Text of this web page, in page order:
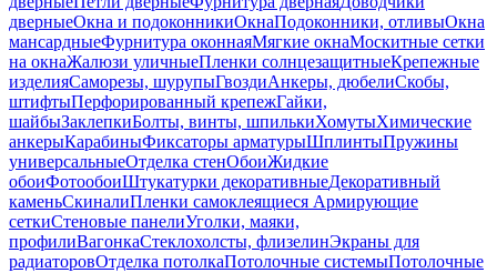
дверныеОкна и подоконникиОкнаПодоконники, отливыОкна
мансардныеФурнитура оконнаяМягкие окнаМоскитные сетки
на окнаЖалюзи уличныеПленки солнцезащитныеКрепежные
изделияСаморезы, шурупыГвоздиАнкеры, дюбелиСкобы,
штифтыПерфорированный крепежГайки,
шайбыЗаклепкиБолты, винты, шпилькиХомутыХимические
анкерыКарабиныФиксаторы арматурыШплинтыПружины
универсальныеОтделка стенОбоиЖидкие
обоиФотообоиШтукатурки декоративныеДекоративный
каменьСкиналиПленки самоклеящиеся Армирующие
сеткиСтеновые панелиУголки, маяки,
профилиВагонкаСтеклохолсты, флизелинЭкраны для
радиаторовОтделка потолкаПотолочные системыПотолочные